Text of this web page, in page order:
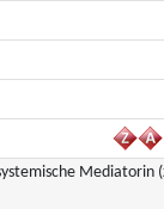
Mediatorin